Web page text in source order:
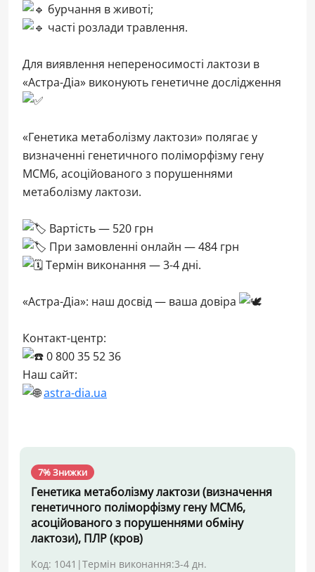
бурчання в животі;
часті розлади травлення.
Для виявлення непереносимості лактози в
«Астра-Діа» виконують генетичне дослідження
«Генетика метаболізму лактози» полягає у
визначенні генетичного поліморфізму гену
MCM6, асоційованого з порушеннями
метаболізму лактози.
Вартість — 520 грн
При замовленні онлайн — 484 грн
Термін виконання — 3-4 дні.
«Астра-Діа»: наш досвід — ваша довіра
Контакт-центр:
0 800 35 52 36
Наш сайт:
astra-dia.ua
7% Знижки
Генетика метаболізму лактози (визначення
генетичного поліморфізму гену MCM6,
асоційованого з порушеннями обміну
лактози), ПЛР (кров)
Код: 1041 |Термін виконання:3-4 дн.